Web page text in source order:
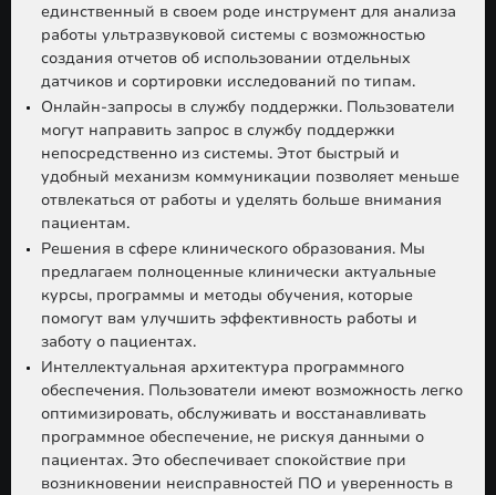
единственный в своем роде инструмент для анализа
работы ультразвуковой системы с возможностью
создания отчетов об использовании отдельных
датчиков и сортировки исследований по типам.
Онлайн-запросы в службу поддержки. Пользователи
могут направить запрос в службу поддержки
непосредственно из системы. Этот быстрый и
удобный механизм коммуникации позволяет меньше
отвлекаться от работы и уделять больше внимания
пациентам.
Решения в сфере клинического образования. Мы
предлагаем полноценные клинически актуальные
курсы, программы и методы обучения, которые
помогут вам улучшить эффективность работы и
заботу о пациентах.
Интеллектуальная архитектура программного
обеспечения. Пользователи имеют возможность легко
оптимизировать, обслуживать и восстанавливать
программное обеспечение, не рискуя данными о
пациентах. Это обеспечивает спокойствие при
возникновении неисправностей ПО и уверенность в